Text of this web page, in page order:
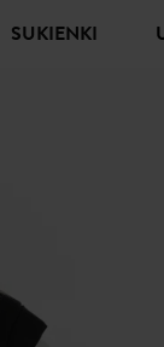
SUKIENKI